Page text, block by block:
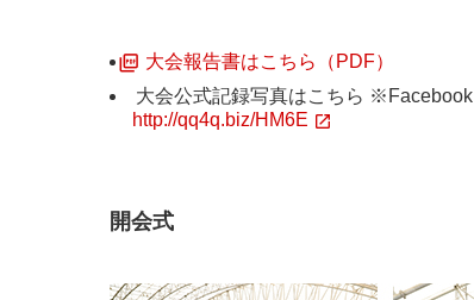
大会報告書はこちら（PDF）
大会公式記録写真はこちら ※Facebook
http://qq4q.biz/HM6E
開会式